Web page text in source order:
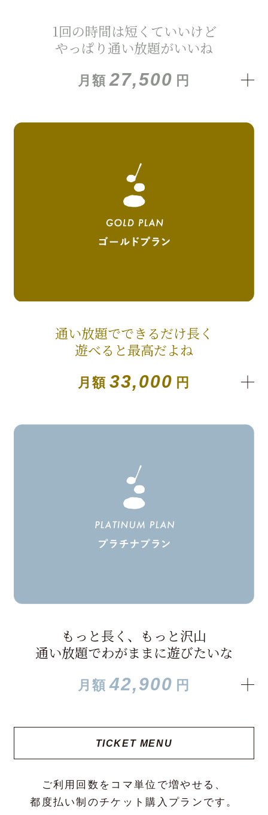
1回の時間は短くていいけど
やっぱり通い放題がいいね
月額 27,500 円
通い放題でできるだけ長く
遊べると最高だよね
月額 33,000 円
もっと長く、もっと沢山
通い放題でわがままに遊びたいな
月額 42,900 円
TICKET MENU
ご利用回数をコマ単位で増やせる、
都度払い制のチケット購入プランです。